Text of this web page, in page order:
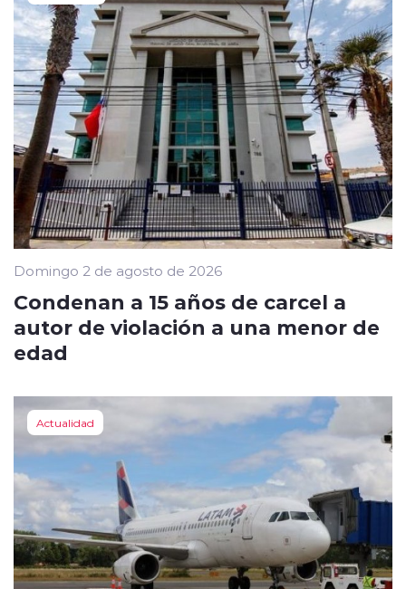
Domingo 2 de agosto de 2026
Condenan a 15 años de carcel a
autor de violación a una menor de
edad
Actualidad